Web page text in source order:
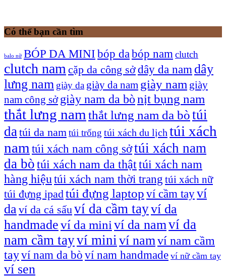
Có thể bạn cần tìm
balo nữ BÓP DA MINI bóp da bóp nam clutch
clutch nam cặp da công sởdây da nam dây
lưng nam giày da giày da nam giày nam giày
nam công sở giày nam da bònịt bụng nam
thắt lưng nam thắt lưng nam da bòtúi
da túi da namtúi trống túi xách du lịch túi xách
nam túi xách nam công sởtúi xách nam
da bòtúi xách nam da thậttúi xách nam
hàng hiệu túi xách nam thời trang túi xách nữ
túi đựng ipadtúi đựng laptop ví cầm tayví
daví da cá sấu ví da cầm tayví da
handmadeví da mini ví da namví da
nam cầm tayví mini ví namví nam cầm
tayví nam da bò ví nam handmade ví nữ cầm tay
ví sen